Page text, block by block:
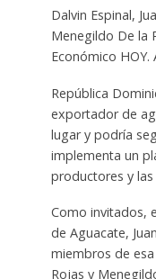
Dalvin Espinal,
Menegildo De la
Económico HOY.
República
exportador de
lugar y podría
implementa un
productores y las
Como invitados,
de Aguacate,
miembros de
Rojas y